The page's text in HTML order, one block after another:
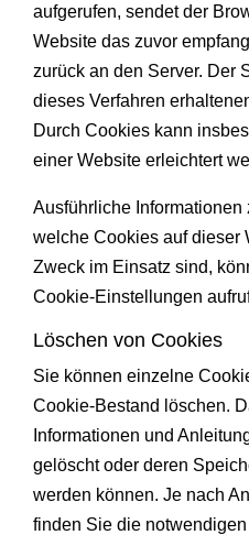
aufgerufen, sendet der
Website das zuvor
zurück an den Server. Der
dieses Verfahren
Durch Cookies kann
einer Website erleichtert
Ausführliche Informationen
welche Cookies auf dieser
Zweck im Einsatz sind,
Cookie-Einstellungen
Löschen von Cookies
Sie können einzelne
Cookie-Bestand löschen.
Informationen und
gelöscht oder deren
werden können. Je nach
finden Sie die